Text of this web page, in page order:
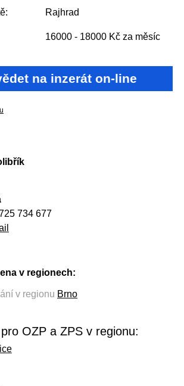
Rajhrad
16000 - 18000 Kč za měsíc
na inzerát on-line
734 677
v regionech:
v regionu Brno
OZP a ZPS v regionu: